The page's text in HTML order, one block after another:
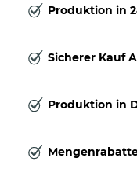
Produktion in
Sicherer Kauf
Produktion in